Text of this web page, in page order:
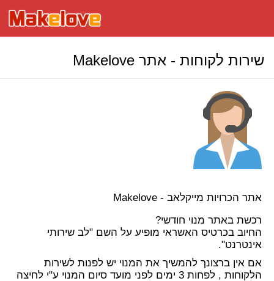
שירות לקוחות - אתר Makelove
אתר הכרויות מייקלאב - Makelove
רכשת באתר מנוי חודשי?
החיוב בכרטיס האשראי מופיע על השם "לב שירותי
אינטרנט".
אם אין ברצונך להמשיך את המנוי יש לפנות לשירות
הלקוחות , לפחות 3 ימים לפני מועד סיום המנוי ע"י לחיצה